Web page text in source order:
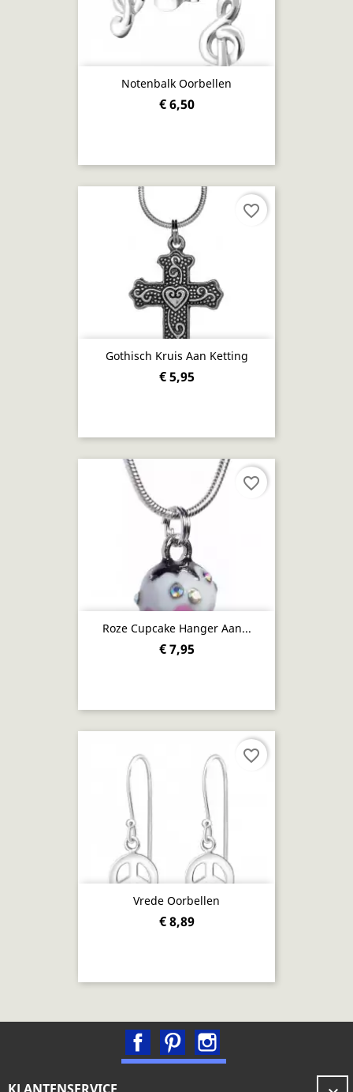
Notenbalk Oorbellen
€ 6,50
Gothisch Kruis Aan Ketting
€ 5,95
favorite_border
Roze Cupcake Hanger Aan...
€ 7,95
favorite_border
Vrede Oorbellen
€ 8,89
favorite_border
FacebookPinterest